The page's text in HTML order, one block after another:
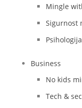
Mingle
Sigurnost
Psihologija
Business
No kids
Tech &